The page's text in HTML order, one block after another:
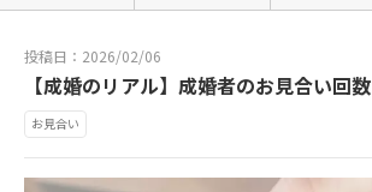
投稿日：2026/02/06
【成婚のリアル】成婚者のお見合い回数
お見合い